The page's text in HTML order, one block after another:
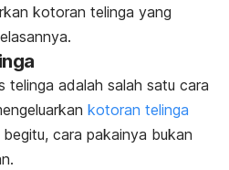
kotoran telinga yang
adalah salah satu cara
kotoran telinga
cara pakainya bukan